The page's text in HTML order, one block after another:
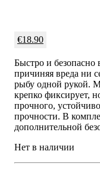
€18.90
Быстро и безопасно
причиняя вреда ни
рыбу одной рукой.
крепко фиксирует,
прочного,
прочности. В
дополнительной
Нет в наличии